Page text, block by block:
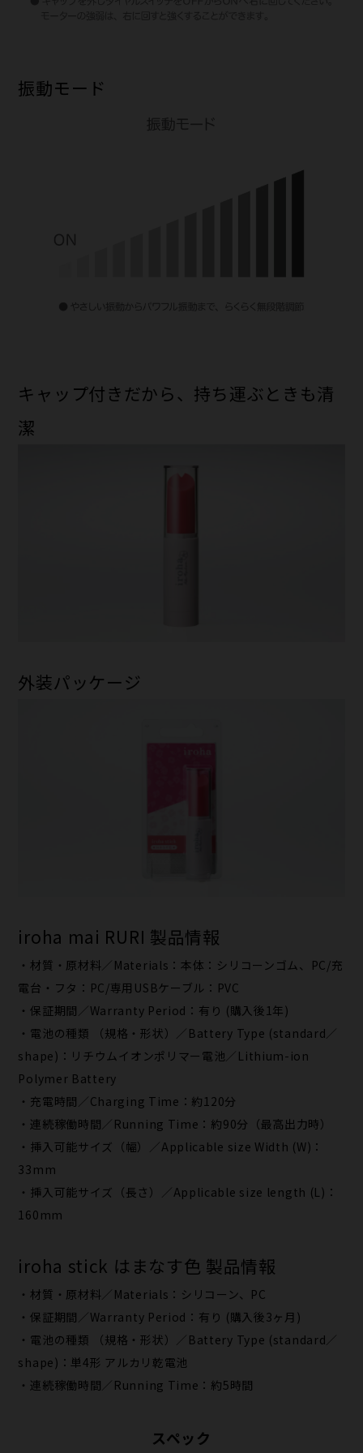
振動モード
キャップ付きだから、持ち運ぶときも清
潔
外装パッケージ
iroha mai RURI 製品情報
・材質・原材料／Materials：本体：シリコーンゴム、PC/充
電台・フタ：PC/専用USBケーブル：PVC
・保証期間／Warranty Period：有り (購入後1年)
・電池の種類 （規格・形状）／Battery Type (standard／
shape)：リチウムイオンポリマー電池／Lithium-ion
Polymer Battery
・充電時間／Charging Time：約120分
・連続稼働時間／Running Time：約90分（最高出力時）
・挿入可能サイズ（幅）／Applicable size Width (W)：
33mm
・挿入可能サイズ（長さ）／Applicable size length (L)：
160mm
iroha stick はまなす色 製品情報
・材質・原材料／Materials：シリコーン、PC
・保証期間／Warranty Period：有り (購入後3ヶ月)
・電池の種類 （規格・形状）／Battery Type (standard／
shape)：単4形 アルカリ乾電池
・連続稼働時間／Running Time：約5時間
スペック